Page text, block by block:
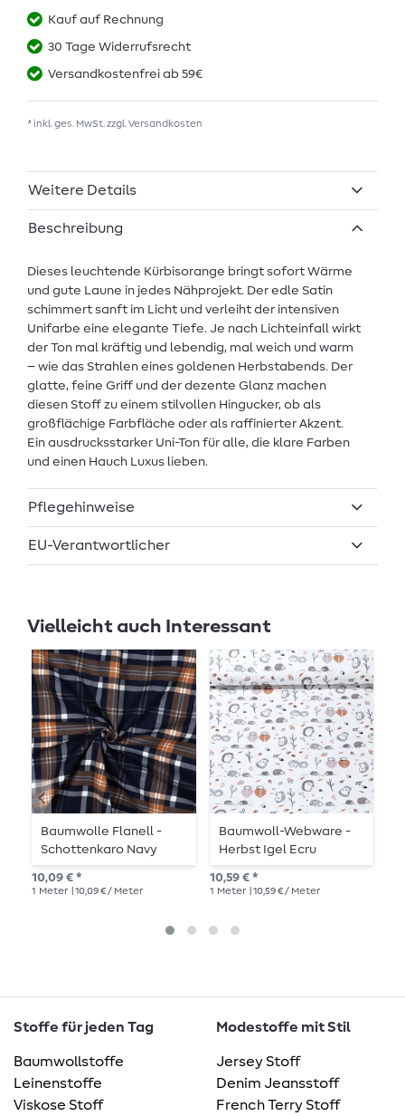
Kauf auf Rechnung
30 Tage Widerrufsrecht
Versandkostenfrei ab 59€
* inkl. ges. MwSt. zzgl. Versandkosten
Weitere Details
Beschreibung
Dieses leuchtende Kürbisorange bringt sofort Wärme
und gute Laune in jedes Nähprojekt. Der edle Satin
schimmert sanft im Licht und verleiht der intensiven
Unifarbe eine elegante Tiefe. Je nach Lichteinfall wirkt
der Ton mal kräftig und lebendig, mal weich und warm
– wie das Strahlen eines goldenen Herbstabends. Der
glatte, feine Griff und der dezente Glanz machen
diesen Stoff zu einem stilvollen Hingucker, ob als
großflächige Farbfläche oder als raffinierter Akzent.
Ein ausdrucksstarker Uni-Ton für alle, die klare Farben
und einen Hauch Luxus lieben.
Pflegehinweise
EU-Verantwortlicher
Vielleicht auch Interessant
Baumwolle Flanell -
Schottenkaro Navy
Rost
10,09 € *
1 Meter | 10,09 € / Meter
Baumwoll-Webware -
Herbst Igel Ecru
10,59 € *
1 Meter | 10,59 € / Meter
Stoffe für jeden Tag
Baumwollstoffe
Leinenstoffe
Viskose Stoff
Modestoffe mit Stil
Jersey Stoff
Denim Jeansstoff
French Terry Stoff